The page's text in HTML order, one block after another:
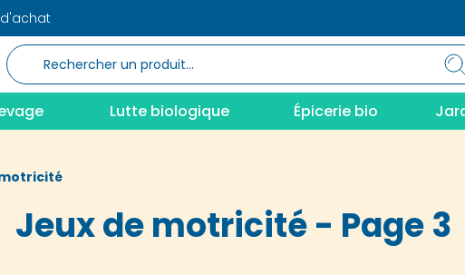
d'achat
Lutte biologique Épicerie bio
Jeux de motricité - Page 3